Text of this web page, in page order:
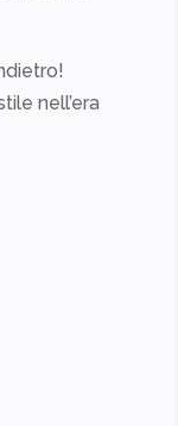
nell’era